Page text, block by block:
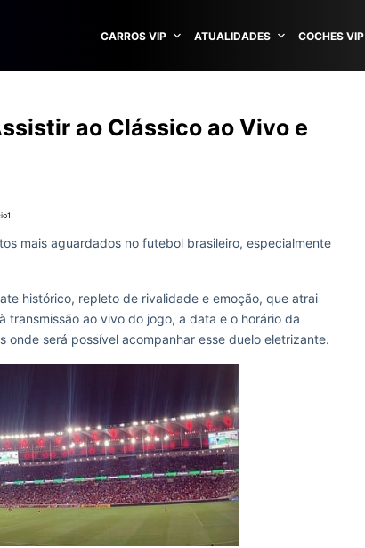
CARROS VIP ATUALIDADES COCHES VIP
ao Clássico ao Vivo e
mais aguardados no futebol brasileiro, especialmente
histórico, repleto de rivalidade e emoção, que atrai
ao vivo do jogo, a data e o horário da
será possível acompanhar esse duelo eletrizante.